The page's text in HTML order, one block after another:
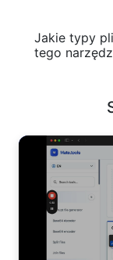
Jakie typy
tego